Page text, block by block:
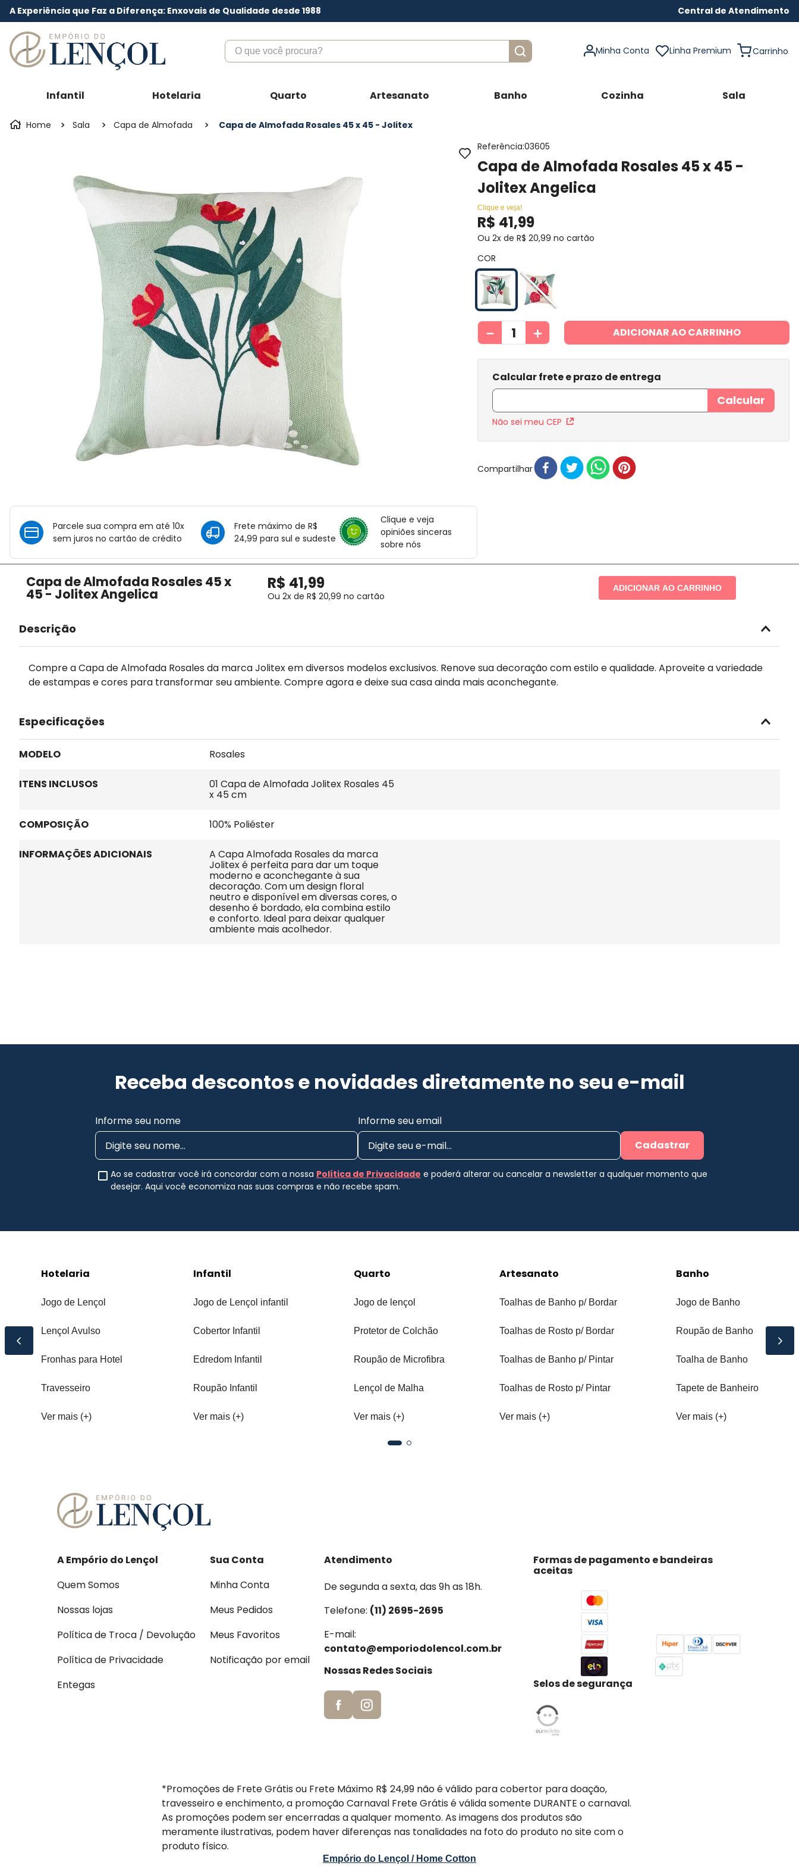
A Experiência que Faz a Diferença: Enxovais de Qualidade desde 1988 Central de Atendimento
O que você procura?
Minha Conta Linha Premium
Infantil Hotelaria Quarto Artesanato Banho Cozinha Sala
Sala Capa de Almofada Capa de Almofada Rosales 45 x 45 - Jolitex
Parcele sua compra em até 10x
sem juros no cartão de crédito
Frete máximo de R$
24,99 para sul e sudeste
Clique e veja
opiniões sinceras
sobre nós
Referência:03605
Capa de Almofada Rosales 45 x 45 -
Jolitex Angelica
Clique e veja!
R$ 41,99
Ou2x deR$ 20,99 no cartão
COR
＋
－ ADICIONAR AO CARRINHO
Não sei meu CEP
Compartilhar
Capa de Almofada Rosales 45 x
45 - Jolitex Angelica
R$ 41,99
Ou2x deR$ 20,99 no cartão
ADICIONAR AO CARRINHO
Descrição
Compre a Capa de Almofada Rosales da marca Jolitex em diversos modelos exclusivos. Renove sua decoração com estilo e qualidade. Aproveite a variedade
de estampas e cores para transformar seu ambiente. Compre agora e deixe sua casa ainda mais aconchegante.
Especificações
MODELO Rosales
ITENS INCLUSOS 01 Capa de Almofada Jolitex Rosales 45
x 45 cm
COMPOSIÇÃO 100% Poliéster
INFORMAÇÕES ADICIONAIS A Capa Almofada Rosales da marca
Jolitex é perfeita para dar um toque
moderno e aconchegante à sua
decoração. Com um design floral
neutro e disponível em diversas cores, o
desenho é bordado, ela combina estilo
e conforto. Ideal para deixar qualquer
ambiente mais acolhedor.
Receba descontos e novidades diretamente no seu e-mail
Informe seu nome
Informe seu email
Cadastrar
Ao se cadastrar você irá concordar com a nossa Política de Privacidade e poderá alterar ou cancelar a newsletter a qualquer momento que
desejar. Aqui você economiza nas suas compras e não recebe spam.
Hotelaria
Jogo de Lençol
Lençol Avulso
Fronhas para Hotel
Travesseiro
Ver mais (+)
Infantil
Jogo de Lençol infantil
Cobertor Infantil
Edredom Infantil
Roupão Infantil
Ver mais (+)
Quarto
Jogo de lençol
Protetor de Colchão
Roupão de Microfibra
Lençol de Malha
Ver mais (+)
Artesanato
Toalhas de Banho p/ Bordar
Toalhas de Rosto p/ Bordar
Toalhas de Banho p/ Pintar
Toalhas de Rosto p/ Pintar
Ver mais (+)
Banho
Jogo de Banho
Roupão de Banho
Toalha de Banho
Tapete de Banheiro
Ver mais (+)
A Empório do Lençol
Quem Somos
Nossas lojas
Política de Troca / Devolução
Política de Privacidade
Entegas
Sua Conta
Minha Conta
Meus Pedidos
Meus Favoritos
Notificação por email
Atendimento
De segunda a sexta, das 9h as 18h.
Telefone: (11) 2695-2695
E-mail:
contato@emporiodolencol.com.br
Nossas Redes Sociais
Formas de pagamento e bandeiras
aceitas
Selos de segurança
*Promoções de Frete Grátis ou Frete Máximo R$ 24,99 não é válido para cobertor para doação,
travesseiro e enchimento, a promoção Carnaval Frete Grátis é válida somente DURANTE o carnaval.
As promoções podem ser encerradas a qualquer momento. As imagens dos produtos são
meramente ilustrativas, podem haver diferenças nas tonalidades na foto do produto no site com o
produto físico.
Empório do Lençol / Home Cotton